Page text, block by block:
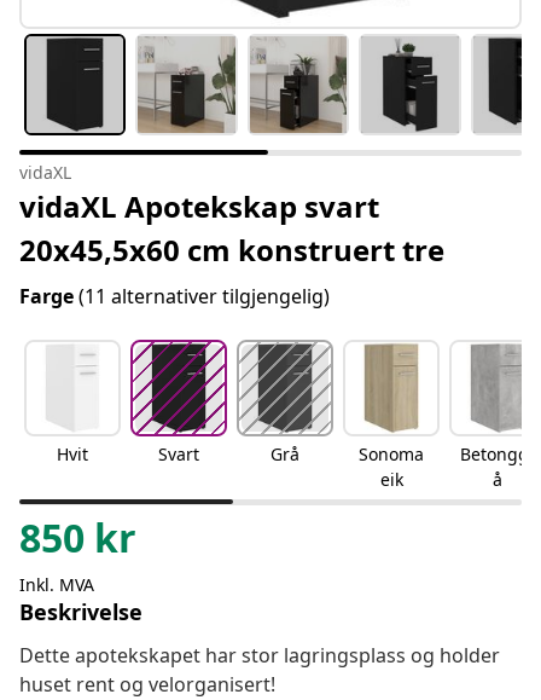
vidaXL
vidaXL Apotekskap svart
20x45,5x60 cm konstruert tre
Farge(11 alternativer tilgjengelig)
Hvit Svart Grå
Sonoma
eik
Betonggr
å
850 kr
Inkl. MVA
Beskrivelse
Dette apotekskapet har stor lagringsplass og holder
huset rent og velorganisert!